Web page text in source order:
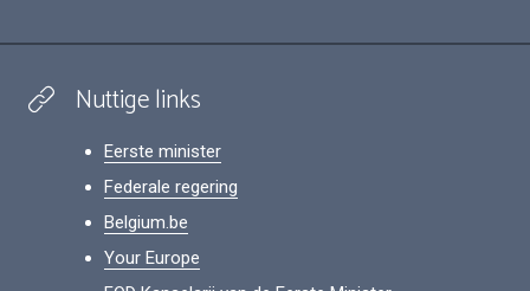
Nuttige links
Eerste minister
Federale regering
Belgium.be
Your Europe